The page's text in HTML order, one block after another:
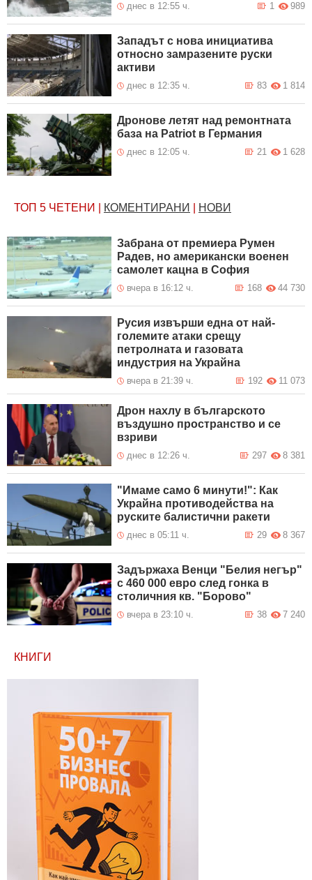
днес в 12:55 ч. 989
1
Западът с нова инициатива
относно замразените руски
активи
днес в 12:35 ч. 1 814
83
Дронове летят над ремонтната
база на Patriot в Германия
днес в 12:05 ч. 1 628
21
ТОП 5 ЧЕТЕНИ КОМЕНТИРАНИ НОВИ
Забрана от премиера Румен
Радев, но американски военен
самолет кацна в София
вчера в 16:12 ч. 44 730
168
Русия извърши една от най-
големите атаки срещу
петролната и газовата
индустрия на Украйна
вчера в 21:39 ч. 11 073
192
Дрон нахлу в българското
въздушно пространство и се
взриви
днес в 12:26 ч. 8 381
297
"Имаме само 6 минути!": Как
Украйна противодейства на
руските балистични ракети
днес в 05:11 ч. 8 367
29
Задържаха Венци "Белия негър"
с 460 000 евро след гонка в
столичния кв. "Борово"
вчера в 23:10 ч. 7 240
38
КНИГИ